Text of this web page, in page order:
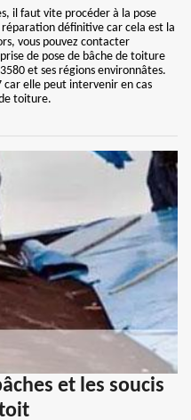
il faut vite procéder à la pose
définitive car cela est la
vous pouvez contacter
de pose de bâche de toiture
et ses régions environnâtes.
car elle peut intervenir en cas
toiture.
et les soucis